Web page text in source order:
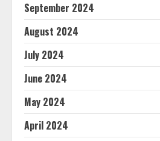
September 2024
August 2024
July 2024
June 2024
May 2024
April 2024